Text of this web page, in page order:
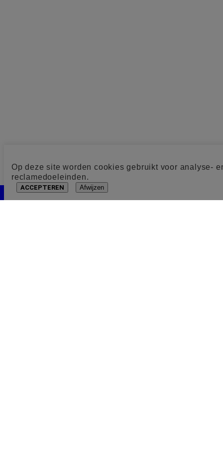
Op deze site worden cookies gebruikt voor analyse-
reclamedoeleinden.
ACCEPTEREN Afwijzen
Cookie toestemming